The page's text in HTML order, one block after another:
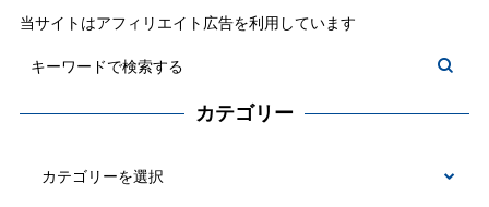
当サイトはアフィリエイト広告を利用しています
カテゴリー